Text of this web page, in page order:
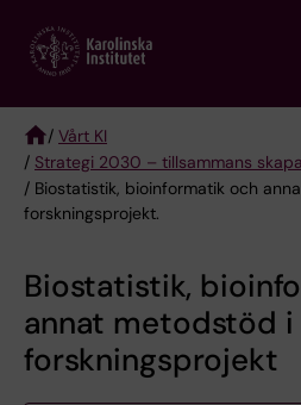
main
Breadcrumb
/ Vårt KI
/ Strategi 2030 – tillsammans
/ Biostatistik, bioinformatik och
forskningsprojekt.
Biostatistik,
annat metodstöd i
forskningsprojekt